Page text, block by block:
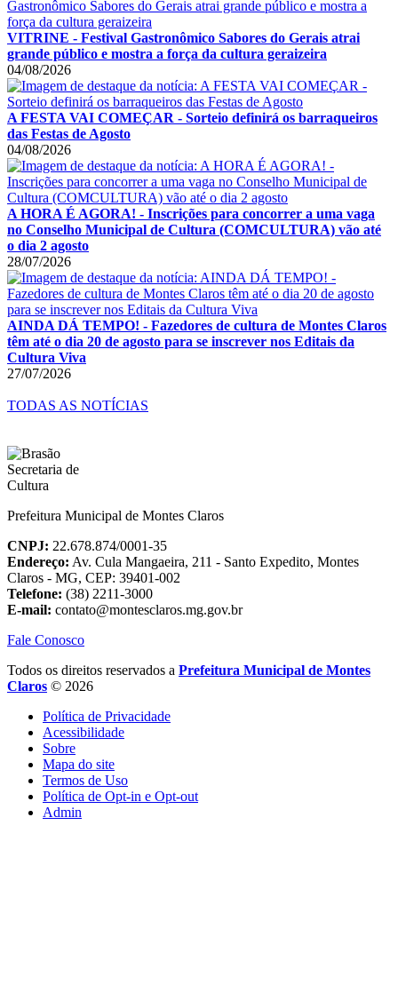
VITRINE - Festival Gastronômico Sabores do Gerais atrai
grande público e mostra a força da cultura geraizeira
04/08/2026
A FESTA VAI COMEÇAR - Sorteio definirá os barraqueiros
das Festas de Agosto
04/08/2026
A HORA É AGORA! - Inscrições para concorrer a uma vaga
no Conselho Municipal de Cultura (COMCULTURA) vão até
o dia 2 agosto
28/07/2026
AINDA DÁ TEMPO! - Fazedores de cultura de Montes Claros
têm até o dia 20 de agosto para se inscrever nos Editais da
Cultura Viva
27/07/2026
TODAS AS NOTÍCIAS
Prefeitura Municipal de Montes Claros
CNPJ: 22.678.874/0001-35
Endereço: Av. Cula Mangaeira, 211 - Santo Expedito, Montes
Claros - MG, CEP: 39401-002
Telefone: (38) 2211-3000
E-mail: contato@montesclaros.mg.gov.br
Fale Conosco
Todos os direitos reservados a Prefeitura Municipal de Montes
Claros © 2026
Política de Privacidade
Acessibilidade
Sobre
Mapa do site
Termos de Uso
Política de Opt-in e Opt-out
Admin